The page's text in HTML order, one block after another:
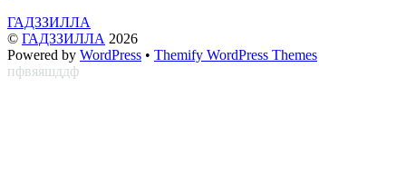
ГАДЗЗИЛЛА
© ГАДЗЗИЛЛА 2026
Powered by WordPress • Themify WordPress Themes
пфвяяшддф